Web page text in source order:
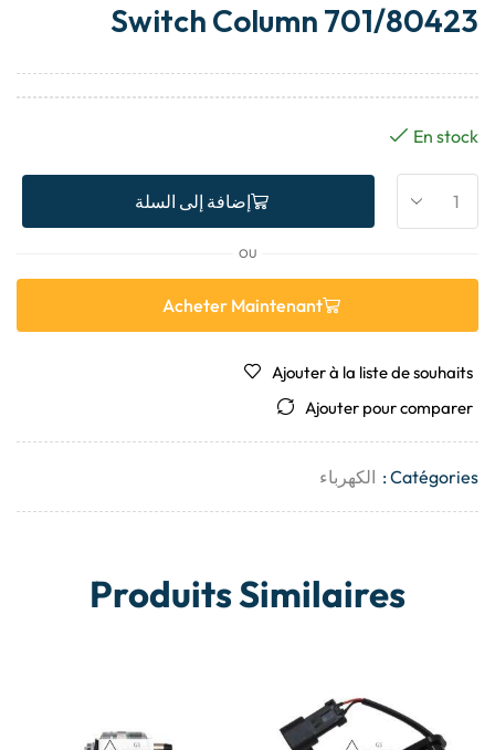
Switch Column 701/80423
En stock
إضافة إلى السلة
OU
Acheter Maintenant
Ajouter à la liste de souhaits
Ajouter pour comparer
Catégories : الكهرباء
Produits Similaires